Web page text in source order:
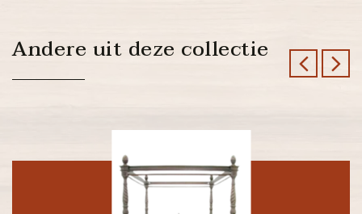
Andere uit deze collectie